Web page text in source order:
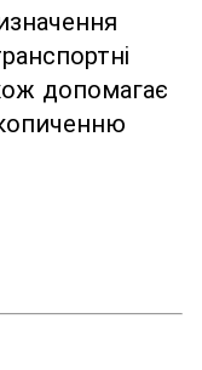
допомагає